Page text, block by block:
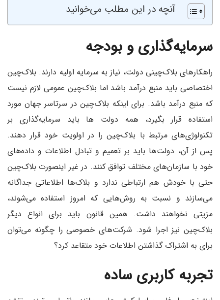
آنچه در این مطلب می‌خوانید
سرمایه‌گذاری و بودجه
راهکارهای بلاک‌چینی دولت، نیاز به سرمایه اولیه دارند. بلاک‌چین‌
اختصاصی باید منبع درآمد باشد اما بلاک‌چین‌ عمومی لازم نیست
که منبع درآمد باشد. برای اینکه بلاک‌چین‌ در سرتاسر جهان مورد
استفاده قرار بگیرد، همه دولت ها باید سرمایه‌گذاری بر
تکنولوژی‌های مرتبط با بلاک‌چین را در اولویت خود قرار دهند.
پس از آن، دولت‌ها باید بر تعمیم و تبادل اطلاعات و داده‌های
خود با سازمان‌های مختلف توافق کنند. در غیر اینصورت بلاک‌چین
حتی با خودش هم ارتباطی ندارد و بلاک‌ها اطلاعاتی جداگانه
می‌سازند و نسبت به روش‌هایی که امروز استفاده می‌شوند،
مزیتی نخواهند داشت. همین قانون باید برای انواع دیگر
بلاک‌چین‌ نیز اجرا شود. شرکت‌های خصوصی را چگونه می‌توان
برای به اشتراک گذاشتن اطلاعات خود متقاعد کرد؟
تجربه کاربری ساده